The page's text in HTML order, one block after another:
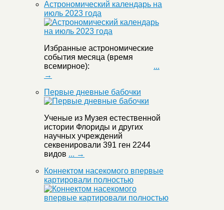
Астрономический календарь на
июль 2023 года
Избранные астрономические
события месяца (время
всемирное): ...
→
Первые дневные бабочки
Ученые из Музея естественной
истории Флориды и других
научных учреждений
секвенировали 391 ген 2244
видов ... →
Коннектом насекомого впервые
картировали полностью